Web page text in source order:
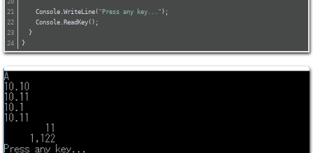
    Console.WriteLine(
"Press any key..." );
    Console.ReadKey();
  }
}